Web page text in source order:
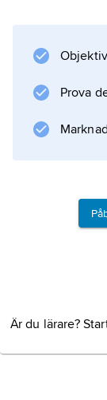
Kyros
satraperna
366–358.
Prova
Är du lärare?